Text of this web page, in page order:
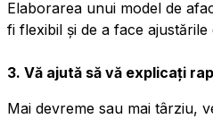
Elaborarea unui model de
fi flexibil și de a face
3. Vă ajută să vă explicați
Mai devreme sau mai târziu,